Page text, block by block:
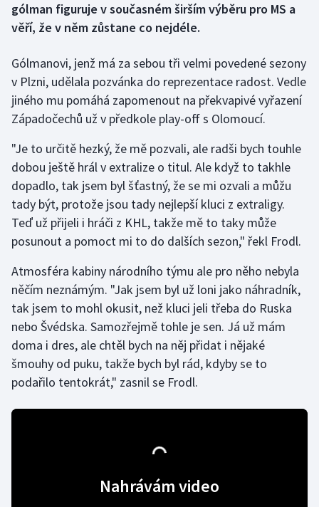
Curling
Dostihy
Florbal
Futsal
Golf
Gymnastika
Házená
Jezdectví
Krasobruslení
Lezení
gólman figuruje v současném širším výběru pro MS a
věří, že v něm zůstane co nejdéle.
Gólmanovi, jenž má za sebou tři velmi povedené sezony
v Plzni, udělala pozvánka do reprezentace radost. Vedle
jiného mu pomáhá zapomenout na překvapivé vyřazení
Západočechů už v předkole play-off s Olomoucí.
"Je to určitě hezký, že mě pozvali, ale radši bych touhle
dobou ještě hrál v extralize o titul. Ale když to takhle
dopadlo, tak jsem byl šťastný, že se mi ozvali a můžu
tady být, protože jsou tady nejlepší kluci z extraligy.
Teď už přijeli i hráči z KHL, takže mě to taky může
posunout a pomoct mi to do dalších sezon," řekl Frodl.
Atmosféra kabiny národního týmu ale pro něho nebyla
něčím neznámým. "Jak jsem byl už loni jako náhradník,
tak jsem to mohl okusit, než kluci jeli třeba do Ruska
nebo Švédska. Samozřejmě tohle je sen. Já už mám
doma i dres, ale chtěl bych na něj přidat i nějaké
šmouhy od puku, takže bych byl rád, kdyby se to
podařilo tentokrát," zasnil se Frodl.
Nahrávám video